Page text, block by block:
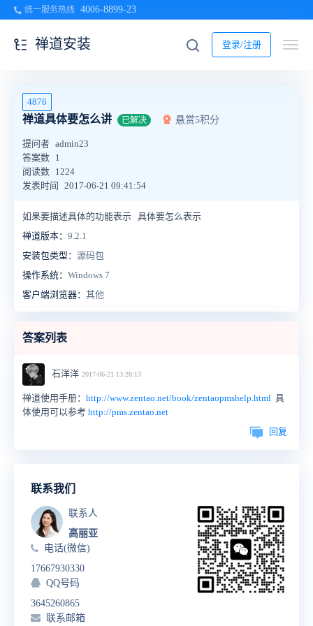
统一服务热线 4006-8899-23
登录/注册
禅道安装
4876
禅道具体要怎么讲 已解决 悬赏5积分
提问者 admin23
答案数 1
阅读数 1224
发表时间
2017-06-21 09:41:54
如果要描述具体的功能表示 具体要怎么表示
禅道版本： 9.2.1
安装包类型： 源码包
操作系统： Windows 7
客户端浏览器： 其他
答案列表
石洋洋 2017-06-21 13:28:13
禅道使用手册： http://www.zentao.net/book/zentaopmshelp.html 具
体使用可以参考 http://pms.zentao.net
回复
联系我们
联系人
高丽亚
电话(微信)
17667930330
QQ号码
3645260865
联系邮箱